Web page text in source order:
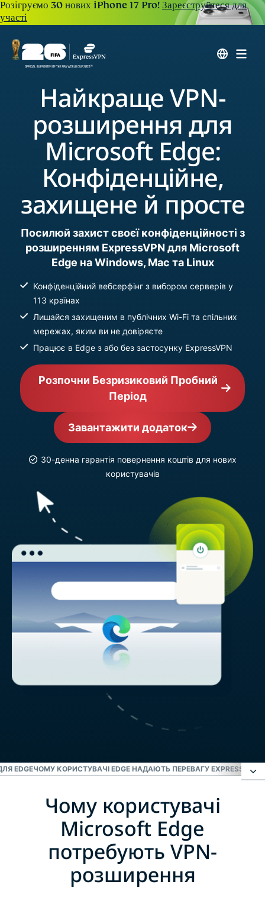
Розігруємо 30 нових iPhone 17 Pro!Зареєструйтеся для
участі
Найкраще VPN-
розширення для
Microsoft Edge:
Конфіденційне,
захищене й просте
Посилюй захист своєї конфіденційності з
розширенням ExpressVPN для Microsoft
Edge на Windows, Mac та Linux
Конфіденційний вебсерфінг з вибором серверів у
113 країнах
Лишайся захищеним в публічних Wi-Fi та спільних
мережах, яким ви не довіряєте
Працює в Edge з або без застосунку ExpressVPN
Розпочни Безризиковий Пробний
Період
Завантажити додаток
30-денна гарантія повернення коштів для нових
користувачів
EDGEЧОМУ КОРИСТУВАЧІ EDGE НАДАЮТЬ ПЕРЕВАГУ
Чому користувачі Microsoft Edge потребують
VPN-розширення
Як встановити та налаштувати VPN для
Microsoft Edge
Чому користувачі
Microsoft Edge
потребують VPN-
розширення